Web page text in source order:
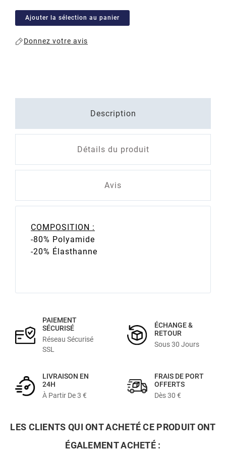
Ajouter la sélection au panier
Donnez votre avis
Description
Détails du produit
Avis
COMPOSITION :
-80% Polyamide
-20% Élasthanne
PAIEMENT
SÉCURISÉ
Réseau Sécurisé
SSL
ÉCHANGE &
RETOUR
Sous 30 Jours
LIVRAISON EN
24H
À Partir De 3 €
FRAIS DE PORT
OFFERTS
Dès 30 €
LES CLIENTS QUI ONT ACHETÉ CE PRODUIT ONT
ÉGALEMENT ACHETÉ :